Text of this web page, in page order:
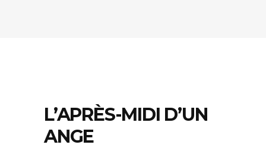
L’APRÈS-MIDI D’UN
ANGE